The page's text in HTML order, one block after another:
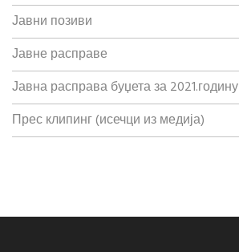
Јавни позиви
Јавне расправе
Јавна расправа буџета за 2021.годину
Прес клипинг (исечци из медија)